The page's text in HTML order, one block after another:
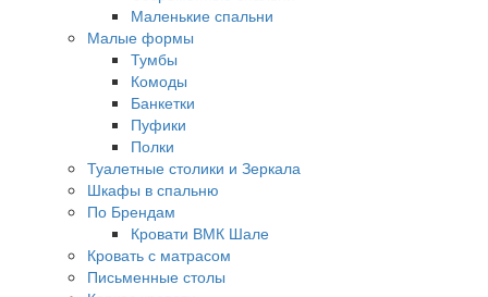
Маленькие спальни
Малые формы
Тумбы
Комоды
Банкетки
Пуфики
Полки
Туалетные столики и Зеркала
Шкафы в спальню
По Брендам
Кровати ВМК Шале
Кровать с матрасом
Письменные столы